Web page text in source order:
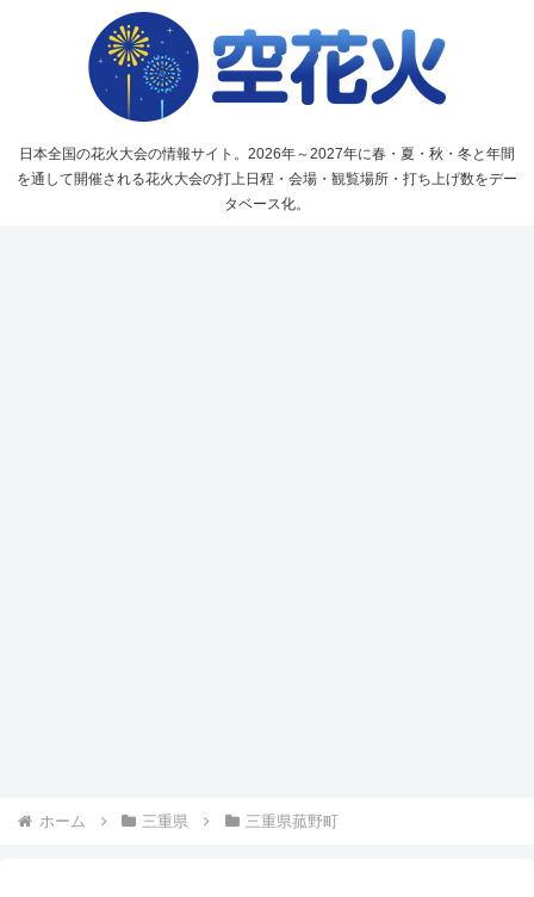
日本全国の花火大会の情報サイト。2026年～2027年に春・夏・秋・冬と年間
を通して開催される花火大会の打上日程・会場・観覧場所・打ち上げ数をデー
タベース化。
ホーム 三重県 三重県菰野町